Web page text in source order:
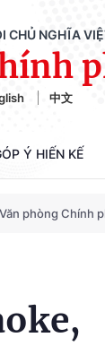
CHỦ NGHĨA
中文
Ý HIẾN KẾ
Văn phòng Chính